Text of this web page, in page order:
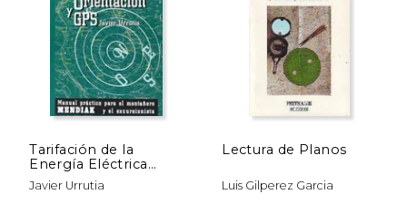
Tarifación de la
Energía Eléctrica
2010
Javier Urrutia
Lectura de Planos
Luis Gilperez Garcia